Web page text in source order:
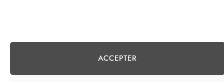
ACCEPTER
© 2025 Meilleurdusport.fr - Tous droits réservés -
Mentions